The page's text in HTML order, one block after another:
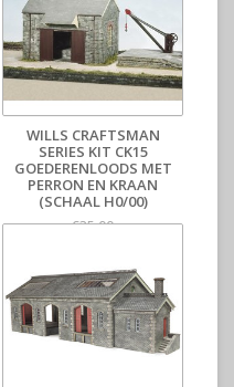
WILLS CRAFTSMAN
SERIES KIT CK15
GOEDERENLOODS MET
PERRON EN KRAAN
(SCHAAL H0/00)
€35,00